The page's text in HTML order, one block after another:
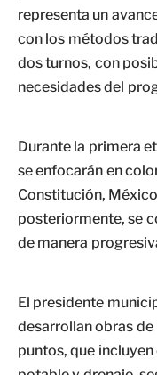
representa un
con los métodos
dos turnos, con
necesidades del
Durante la primera
se enfocarán en
Constitución,
posteriormente, se
de manera
El presidente
desarrollan obras
puntos, que